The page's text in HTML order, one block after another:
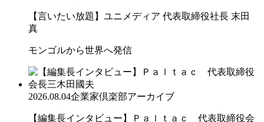
【言いたい放題】ユニメディア 代表取締役社長 末田
真
モンゴルから世界へ発信
2026.08.04企業家倶楽部アーカイブ
【編集長インタビュー】Ｐａｌｔａｃ 代表取締役会